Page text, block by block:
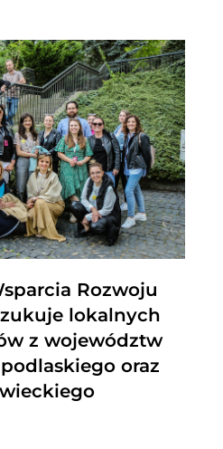
Rozwoju
lokalnych
z województw
oraz